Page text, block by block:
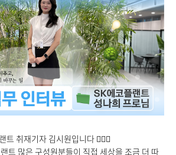
트 취재기자 김시원입니다 🙋🏻‍♂️
트 많은 구성원분들이 직접 세상을 조금 더 따